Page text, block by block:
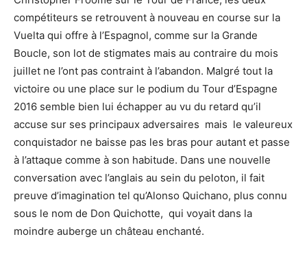
compétiteurs se retrouvent à nouveau en course sur la
Vuelta qui offre à l’Espagnol, comme sur la Grande
Boucle, son lot de stigmates mais au contraire du mois
juillet ne l’ont pas contraint à l’abandon. Malgré tout la
victoire ou une place sur le podium du Tour d’Espagne
2016 semble bien lui échapper au vu du retard qu’il
accuse sur ses principaux adversaires mais le valeureux
conquistador ne baisse pas les bras pour autant et passe
à l’attaque comme à son habitude. Dans une nouvelle
conversation avec l’anglais au sein du peloton, il fait
preuve d’imagination tel qu’Alonso Quichano, plus connu
sous le nom de Don Quichotte, qui voyait dans la
moindre auberge un château enchanté.